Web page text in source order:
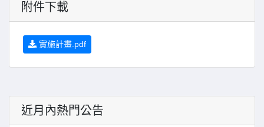
附件下載
實施計畫.pdf
近月內熱門公告